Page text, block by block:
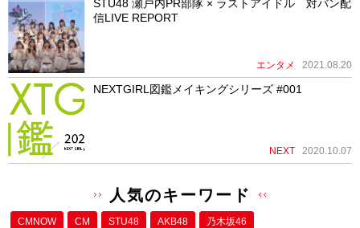
STU48 瀬戸内PR部隊 × ラストアイドル 対バン配
信LIVE REPORT
エンタメ 2021.08.20
NEXTGIRL図鑑メイキングシリーズ #001
NEXT 2020.10.07
人気のキーワード
CMNOW CM STU48 AKB48 乃木坂46